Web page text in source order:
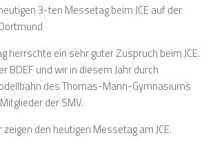
3-ten Messetag beim JCE auf der
herrschte ein sehr guter Zuspruch beim JCE.
BDEF und wir in diesem Jahr durch
des Thomas-Mann-Gymnasiums
der SMV.
den heutigen Messetag am JCE.